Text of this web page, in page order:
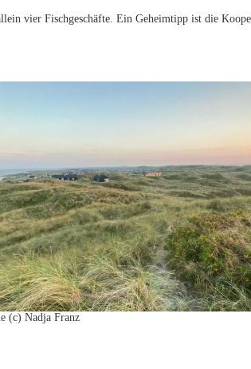
vier Fischgeschäfte. Ein Geheimtipp ist die
(c) Nadja Franz